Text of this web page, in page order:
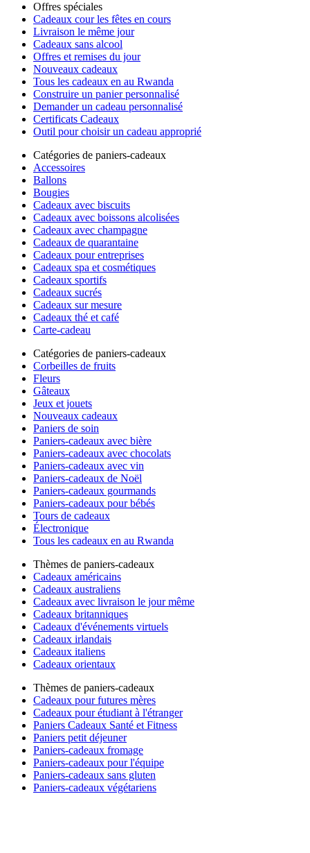
Offres spéciales
Cadeaux cour les fêtes en cours
Livraison le même jour
Cadeaux sans alcool
Offres et remises du jour
Nouveaux cadeaux
Tous les cadeaux en au Rwanda
Construire un panier personnalisé
Demander un cadeau personnalisé
Certificats Cadeaux
Outil pour choisir un cadeau approprié
Catégories de paniers-cadeaux
Accessoires
Ballons
Bougies
Cadeaux avec biscuits
Cadeaux avec boissons alcolisées
Cadeaux avec champagne
Cadeaux de quarantaine
Cadeaux pour entreprises
Cadeaux spa et cosmétiques
Cadeaux sportifs
Cadeaux sucrés
Cadeaux sur mesure
Cadeaux thé et café
Carte-cadeau
Catégories de paniers-cadeaux
Corbeilles de fruits
Fleurs
Gâteaux
Jeux et jouets
Nouveaux cadeaux
Paniers de soin
Paniers-cadeaux avec bière
Paniers-cadeaux avec chocolats
Paniers-cadeaux avec vin
Paniers-cadeaux de Noël
Paniers-cadeaux gourmands
Paniers-cadeaux pour bébés
Tours de cadeaux
Électronique
Tous les cadeaux en au Rwanda
Thèmes de paniers-cadeaux
Cadeaux américains
Cadeaux australiens
Cadeaux avec livraison le jour même
Cadeaux britanniques
Cadeaux d'événements virtuels
Cadeaux irlandais
Cadeaux italiens
Cadeaux orientaux
Thèmes de paniers-cadeaux
Cadeaux pour futures mères
Cadeaux pour étudiant à l'étranger
Paniers Cadeaux Santé et Fitness
Paniers petit déjeuner
Paniers-cadeaux fromage
Paniers-cadeaux pour l'équipe
Paniers-cadeaux sans gluten
Paniers-cadeaux végétariens